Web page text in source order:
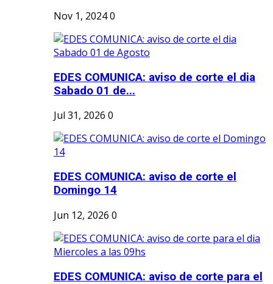
Nov 1, 20240
EDES COMUNICA: aviso de corte el dia
Sabado 01 de...
Jul 31, 2026 0
EDES COMUNICA: aviso de corte el
Domingo 14
Jun 12, 2026 0
EDES COMUNICA: aviso de corte para el